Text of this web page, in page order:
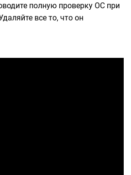
полную проверку ОС при
все то, что он